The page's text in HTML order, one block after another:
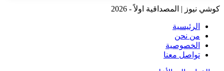
كوشي نيوز | المصداقية اولاً - 2026
الرئيسية
من نحن
الخصوصية
تواصل معنا